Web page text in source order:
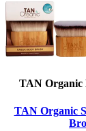
TAN Organic
TAN Organic